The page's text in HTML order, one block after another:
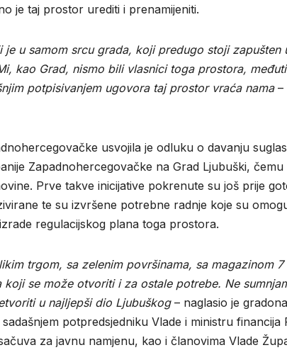
je taj prostor urediti i prenamijeniti.
u samom srcu grada, koji predugo stoji zapušten
kao Grad, nismo bili vlasnici toga prostora,
potpisivanjem ugovora taj prostor vraća nama–
usvojila je odluku o davanju
Zapadnohercegovačke na Grad Ljubuški, čemu
Prve takve inicijative pokrenute su još prije
te su izvršene potrebne radnje koje su
regulacijskog plana toga prostora.
trgom, sa zelenim površinama, sa magazinom 7
se može otvoriti i za ostale potrebe. Ne
u najljepši dio Ljubuškog– naglasio je
potpredsjedniku Vlade i ministru financija
za javnu namjenu, kao i članovima Vlade